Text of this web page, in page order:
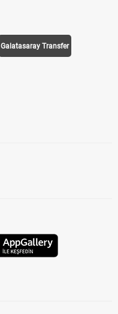
Galatasaray Transfer